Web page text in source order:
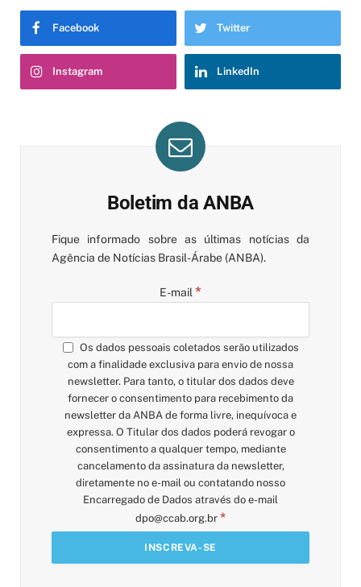
Facebook Twitter
Instagram LinkedIn
Boletim da ANBA
Fique informado sobre as últimas notícias da
Agência de Notícias Brasil-Árabe (ANBA).
E-mail *
Os dados pessoais coletados serão utilizados
com a finalidade exclusiva para envio de nossa
newsletter. Para tanto, o titular dos dados deve
fornecer o consentimento para recebimento da
newsletter da ANBA de forma livre, inequívoca e
expressa. O Titular dos dados poderá revogar o
consentimento a qualquer tempo, mediante
cancelamento da assinatura da newsletter,
diretamente no e-mail ou contatando nosso
Encarregado de Dados através do e-mail
dpo@ccab.org.br *